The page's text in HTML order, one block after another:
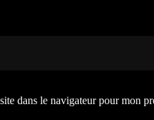
dans le navigateur pour mon